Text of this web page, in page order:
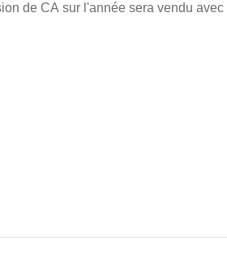
de CA sur l'année sera vendu
pour le compte de la société